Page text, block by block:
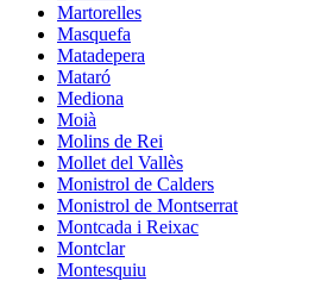
Martorelles
Masquefa
Matadepera
Mataró
Mediona
Moià
Molins de Rei
Mollet del Vallès
Monistrol de Calders
Monistrol de Montserrat
Montcada i Reixac
Montclar
Montesquiu